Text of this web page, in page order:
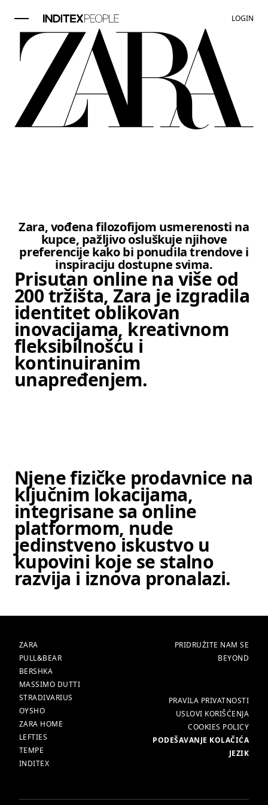
LOGIN
Zara, vođena filozofijom usmerenosti na
kupce, pažljivo osluškuje njihove
preferencije kako bi ponudila trendove i
inspiraciju dostupne svima.
Prisutan online na više od
200 tržišta, Zara je izgradila
identitet oblikovan
inovacijama, kreativnom
fleksibilnošću i
kontinuiranim
unapređenjem.
Njene fizičke prodavnice na
ključnim lokacijama,
integrisane sa online
platformom, nude
jedinstveno iskustvo u
kupovini koje se stalno
razvija i iznova pronalazi.
BRENDOVI
ZARA
PULL&BEAR
BERSHKA
MASSIMO DUTTI
STRADIVARIUS
OYSHO
ZARA HOME
LEFTIES
TEMPE
INDITEX
GLAVNA
PRIDRUŽITE NAM SE
BEYOND
VIŠEPRAVILA PRIVATNOSTI
USLOVI KORIŠĆENJA
COOKIES POLICY
PODEŠAVANJE KOLAČIĆA
JEZIK